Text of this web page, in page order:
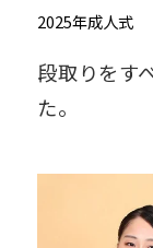
2025年成人式
段取りをす
た。